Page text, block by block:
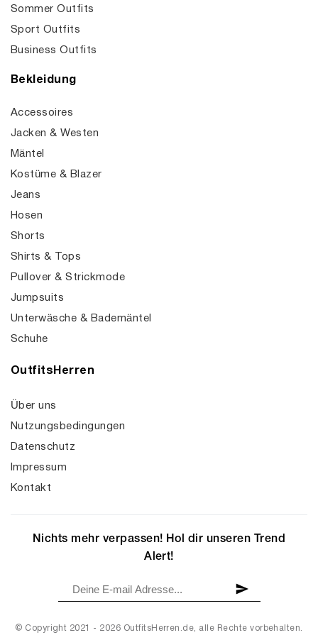
Sommer Outfits
Sport Outfits
Business Outfits
Bekleidung
Accessoires
Jacken & Westen
Mäntel
Kostüme & Blazer
Jeans
Hosen
Shorts
Shirts & Tops
Pullover & Strickmode
Jumpsuits
Unterwäsche & Bademäntel
Schuhe
OutfitsHerren
Über uns
Nutzungsbedingungen
Datenschutz
Impressum
Kontakt
© Copyright 2021 - 2026 OutfitsHerren.de, alle Rechte vorbehalten.
Nichts mehr verpassen! Hol dir unseren Trend
Alert!